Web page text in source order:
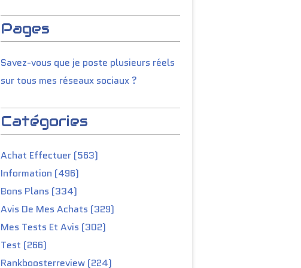
Pages
Savez-vous que je poste plusieurs réels
sur tous mes réseaux sociaux ?
Catégories
Achat Effectuer (563)
Information (496)
Bons Plans (334)
Avis De Mes Achats (329)
Mes Tests Et Avis (302)
Test (266)
Rankboosterreview (224)